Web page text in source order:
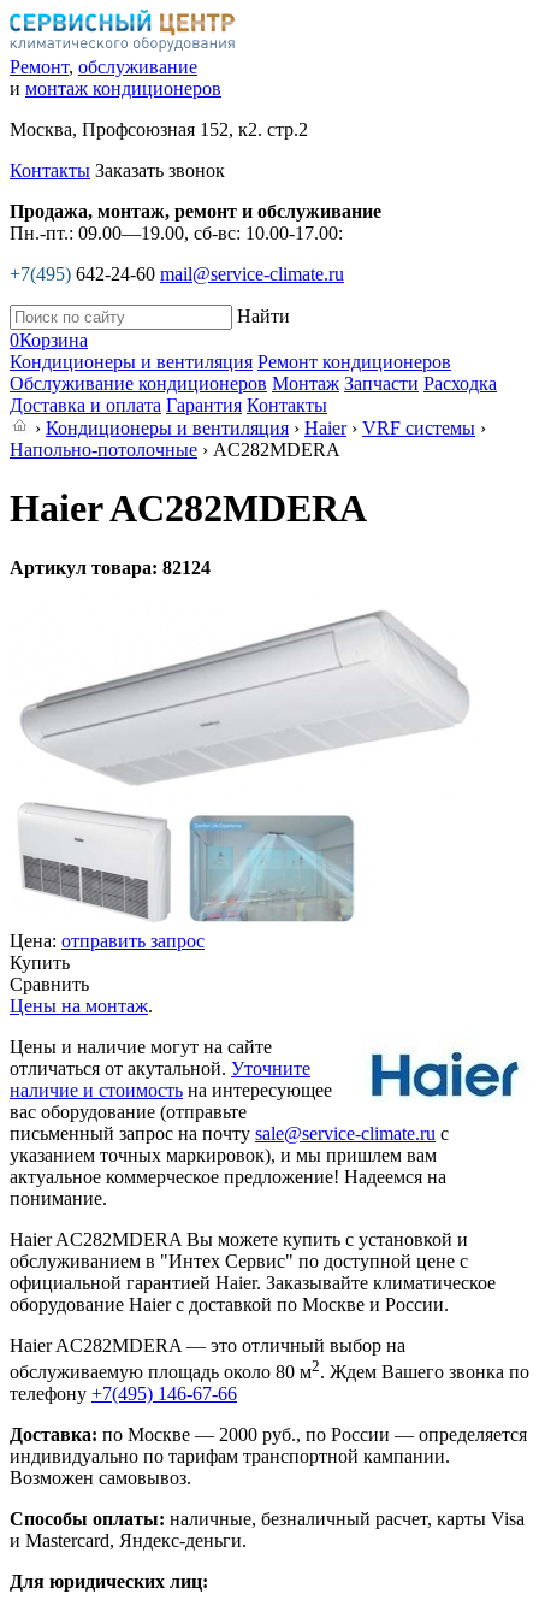
Ремонт, обслуживание
и монтаж кондиционеров
Москва, Профсоюзная 152, к2. стр.2
Контакты Заказать звонок
Продажа, монтаж, ремонт и обслуживание
Пн.-пт.: 09.00—19.00, сб-вс: 10.00-17.00:
+7(495) 642-24-60 mail@service-climate.ru
Найти
0Корзина
Кондиционеры и вентиляция Ремонт кондиционеров
Обслуживание кондиционеров Монтаж Запчасти Расходка
Доставка и оплата Гарантия Контакты
› Кондиционеры и вентиляция › Haier› VRF системы ›
Напольно-потолочные › AC282MDERA
Haier AC282MDERA
Артикул товара: 82124
Цена: отправить запрос
Купить
Сравнить
Цены на монтаж.
Цены и наличие могут на сайте
отличаться от акутальной. Уточните
наличие и стоимость на интересующее
вас оборудование (отправьте
письменный запрос на почту sale@service-climate.ru с
указанием точных маркировок), и мы пришлем вам
актуальное коммерческое предложение! Надеемся на
понимание.
Haier AC282MDERA Вы можете купить с установкой и
обслуживанием в "Интех Сервис" по доступной цене с
официальной гарантией Haier. Заказывайте климатическое
оборудование Haier с доставкой по Москве и России.
Haier AC282MDERA — это отличный выбор на
обслуживаемую площадь около 80 м2. Ждем Вашего звонка по
телефону +7(495) 146-67-66
Доставка: по Москве — 2000 руб., по России — определяется
индивидуально по тарифам транспортной кампании.
Возможен самовывоз.
Способы оплаты: наличные, безналичный расчет, карты Visa
и Mastercard, Яндекс-деньги.
Для юридических лиц: